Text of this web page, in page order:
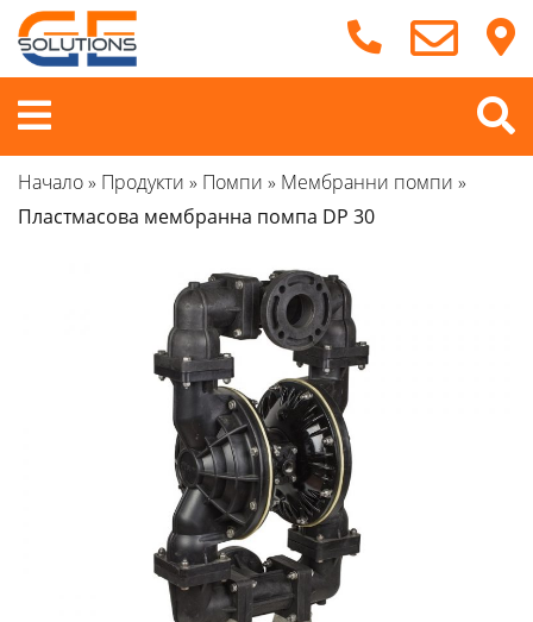
Продължете
към
съдържанието
Меню
Начало» Продукти » Помпи » Мембранни помпи »
Пластмасова мембранна помпа DP 30